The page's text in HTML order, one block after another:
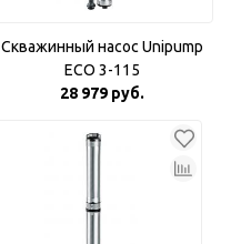
Скважинный насос Unipump
ECO 3-115
28 979 руб.